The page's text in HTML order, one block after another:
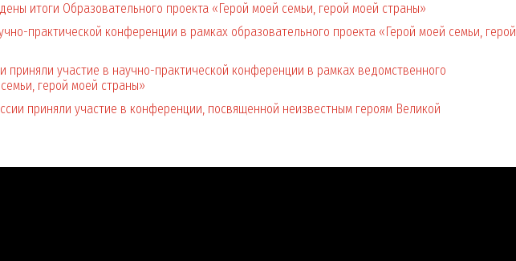
итоги Образовательного проекта «Герой моей семьи, герой моей страны»
практической конференции в рамках образовательного проекта «Герой моей семьи, герой
приняли участие в научно-практической конференции в рамках ведомственного
герой моей страны»
приняли участие в конференции, посвященной неизвестным героям Великой